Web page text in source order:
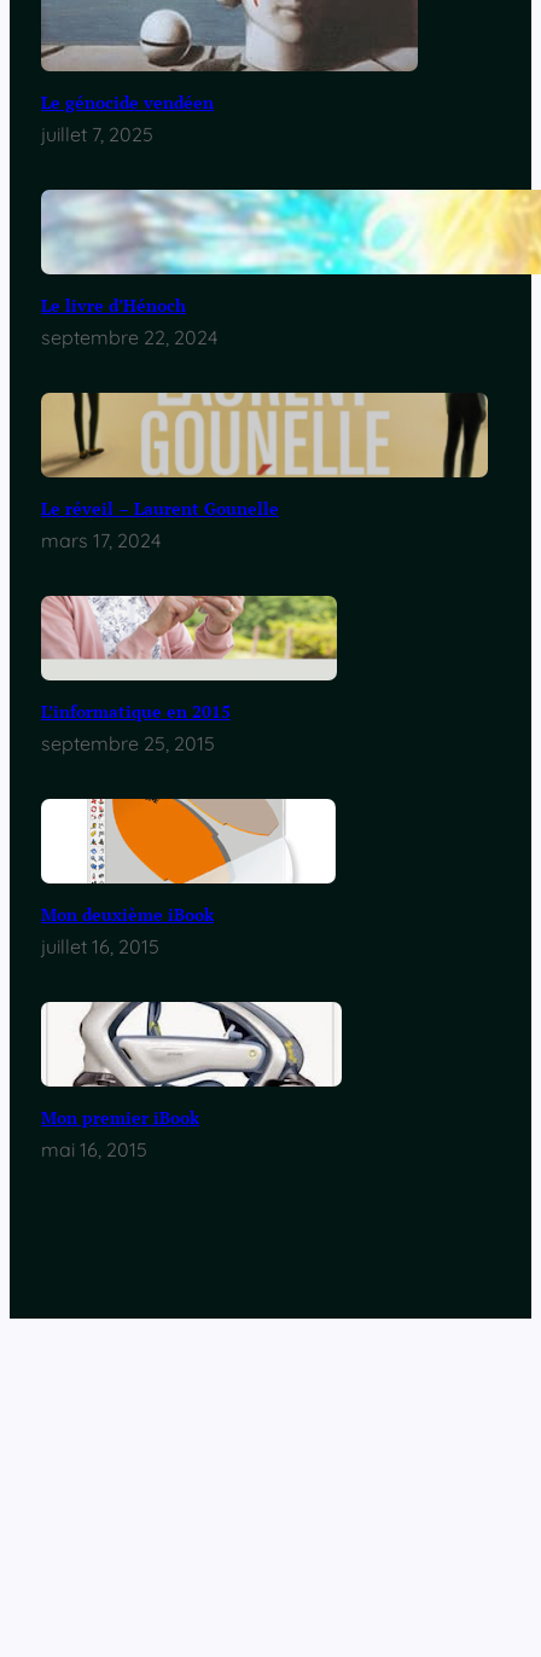
Le génocide vendéen
juillet 7, 2025
Le livre d’Hénoch
septembre 22, 2024
Le réveil – Laurent Gounelle
mars 17, 2024
L’informatique en 2015
septembre 25, 2015
Mon deuxième iBook
juillet 16, 2015
Mon premier iBook
mai 16, 2015